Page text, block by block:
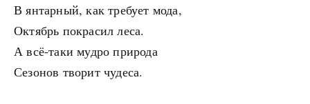
В янтарный, как требует мода,
Октябрь покрасил леса.
А всё-таки мудро природа
Сезонов творит чудеса.